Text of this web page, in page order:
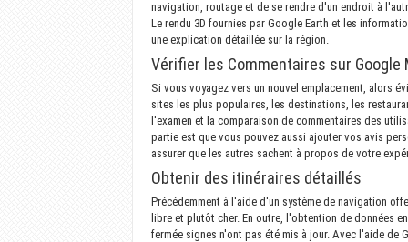
navigation, routage et de se rendre d'un endroit à
Le rendu 3D fournies par Google Earth et les
une explication détaillée sur la région.
Vérifier les Commentaires sur Google
Si vous voyagez vers un nouvel emplacement, alors
sites les plus populaires, les destinations, les
l'examen et la comparaison de commentaires des
partie est que vous pouvez aussi ajouter vos avis
assurer que les autres sachent à propos de votre
Obtenir des itinéraires détaillés
Précédemment à l'aide d'un système de navigation
libre et plutôt cher. En outre, l'obtention de données
fermée signes n'ont pas été mis à jour. Avec l'aide de